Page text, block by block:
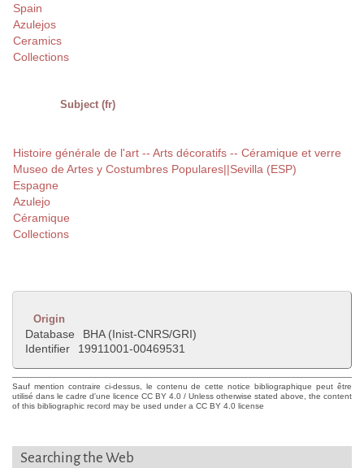
Spain
Azulejos
Ceramics
Collections
Subject (fr)
Histoire générale de l'art -- Arts décoratifs -- Céramique et verre
Museo de Artes y Costumbres Populares||Sevilla (ESP)
Espagne
Azulejo
Céramique
Collections
Origin
Database
BHA (Inist-CNRS/GRI)
Identifier
19911001-00469531
Sauf mention contraire ci-dessus, le contenu de cette notice bibliographique peut être
utilisé dans le cadre d'une licence CC BY 4.0 / Unless otherwise stated above, the content
of this bibliographic record may be used under a CC BY 4.0 license
Searching the Web